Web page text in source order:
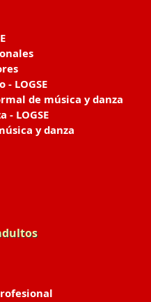
LOGSE
de música y danza
- LOGSE
y danza